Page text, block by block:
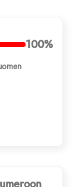
100%